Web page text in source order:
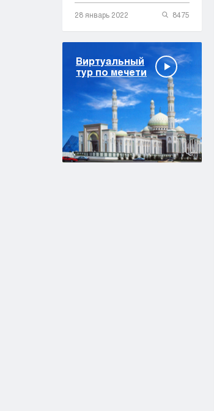
28 январь 2022 8475
Виртуальный
тур по мечети